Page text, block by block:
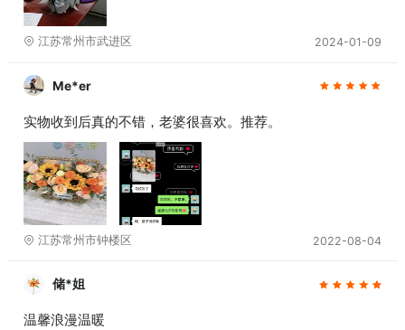
江苏常州市武进区 2024-01-09
Me*er
实物收到后真的不错，老婆很喜欢。推荐。
江苏常州市钟楼区 2022-08-04
储*姐
温馨浪漫温暖